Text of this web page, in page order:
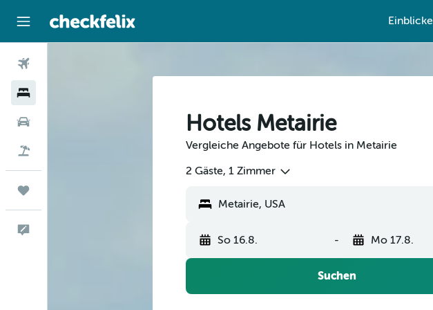
Einblicke
Hotels Metairie
Vergleiche Angebote für Hotels in Metairie
2 Gäste, 1 Zimmer
So 16.8. - Mo 17.8.
Suchen